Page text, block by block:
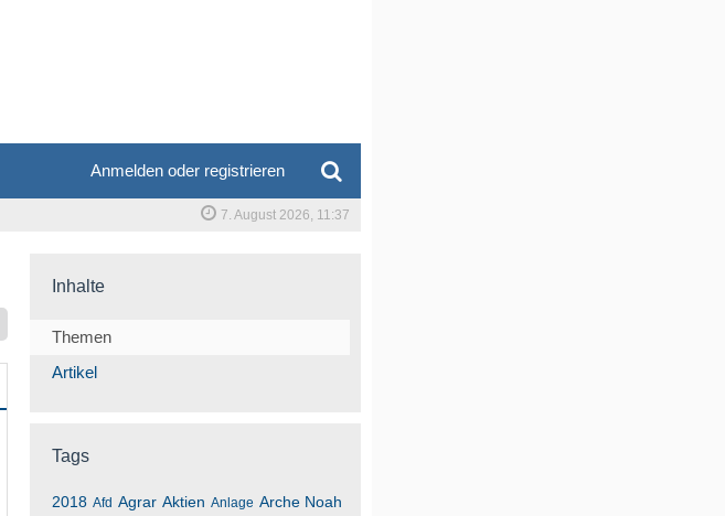
Anmelden oder registrieren
7. August 2026, 11:37
Inhalte
Themen
Artikel
Tags
2018 Afd Agrar Aktien Anlage Arche Noah